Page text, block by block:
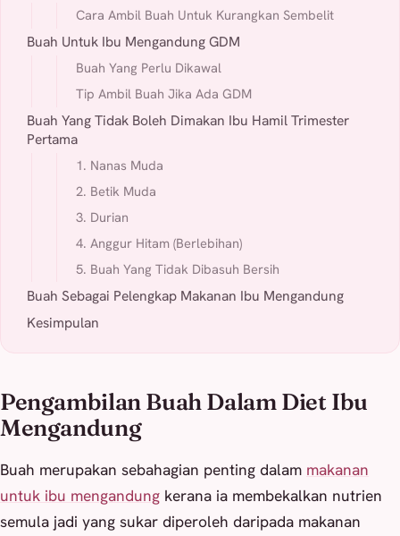
Cara Ambil Buah Untuk Kurangkan Sembelit
Buah Untuk Ibu Mengandung GDM
Buah Yang Perlu Dikawal
Tip Ambil Buah Jika Ada GDM
Buah Yang Tidak Boleh Dimakan Ibu Hamil Trimester
Pertama
1. Nanas Muda
2. Betik Muda
3. Durian
4. Anggur Hitam (Berlebihan)
5. Buah Yang Tidak Dibasuh Bersih
Buah Sebagai Pelengkap Makanan Ibu Mengandung
Kesimpulan
Pengambilan Buah Dalam Diet Ibu
Mengandung
Buah merupakan sebahagian penting dalam makanan
untuk ibu mengandung kerana ia membekalkan nutrien
semula jadi yang sukar diperoleh daripada makanan